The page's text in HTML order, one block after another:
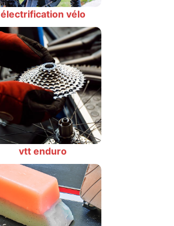
électrification vélo
vtt enduro